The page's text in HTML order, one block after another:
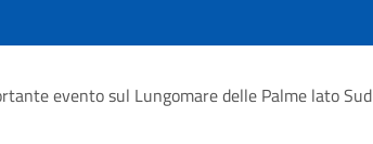
evento sul Lungomare delle Palme lato Sud